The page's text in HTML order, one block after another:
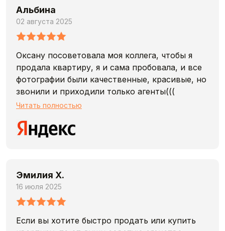
Квартиру сдали быстро, безопасно и на
выгодных условиях. Оксане и команде
агентства – огромное спасибо!
Альбина
02 августа 2025
Оксану посоветовала моя коллега, чтобы я
продала квартиру, я и сама пробовала, и все
фотографии были качественные, красивые, но
звонили и приходили только агенты(((
благодарю Оксану, за 2 месяца продали и
Читать полностью
Эмилия Х.
16 июля 2025
Если вы хотите быстро продать или купить